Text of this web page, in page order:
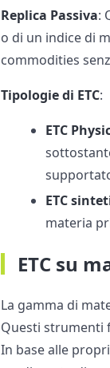
Replica Passiva:
o di un indice di
commodities
Tipologie di ETC:
ETC
ETC
materia
ETC su
La gamma di
Questi strumenti
In base alle